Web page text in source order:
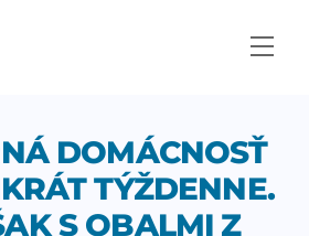
DOMÁCNOSŤ
TÝŽDENNE.
S OBALMI Z